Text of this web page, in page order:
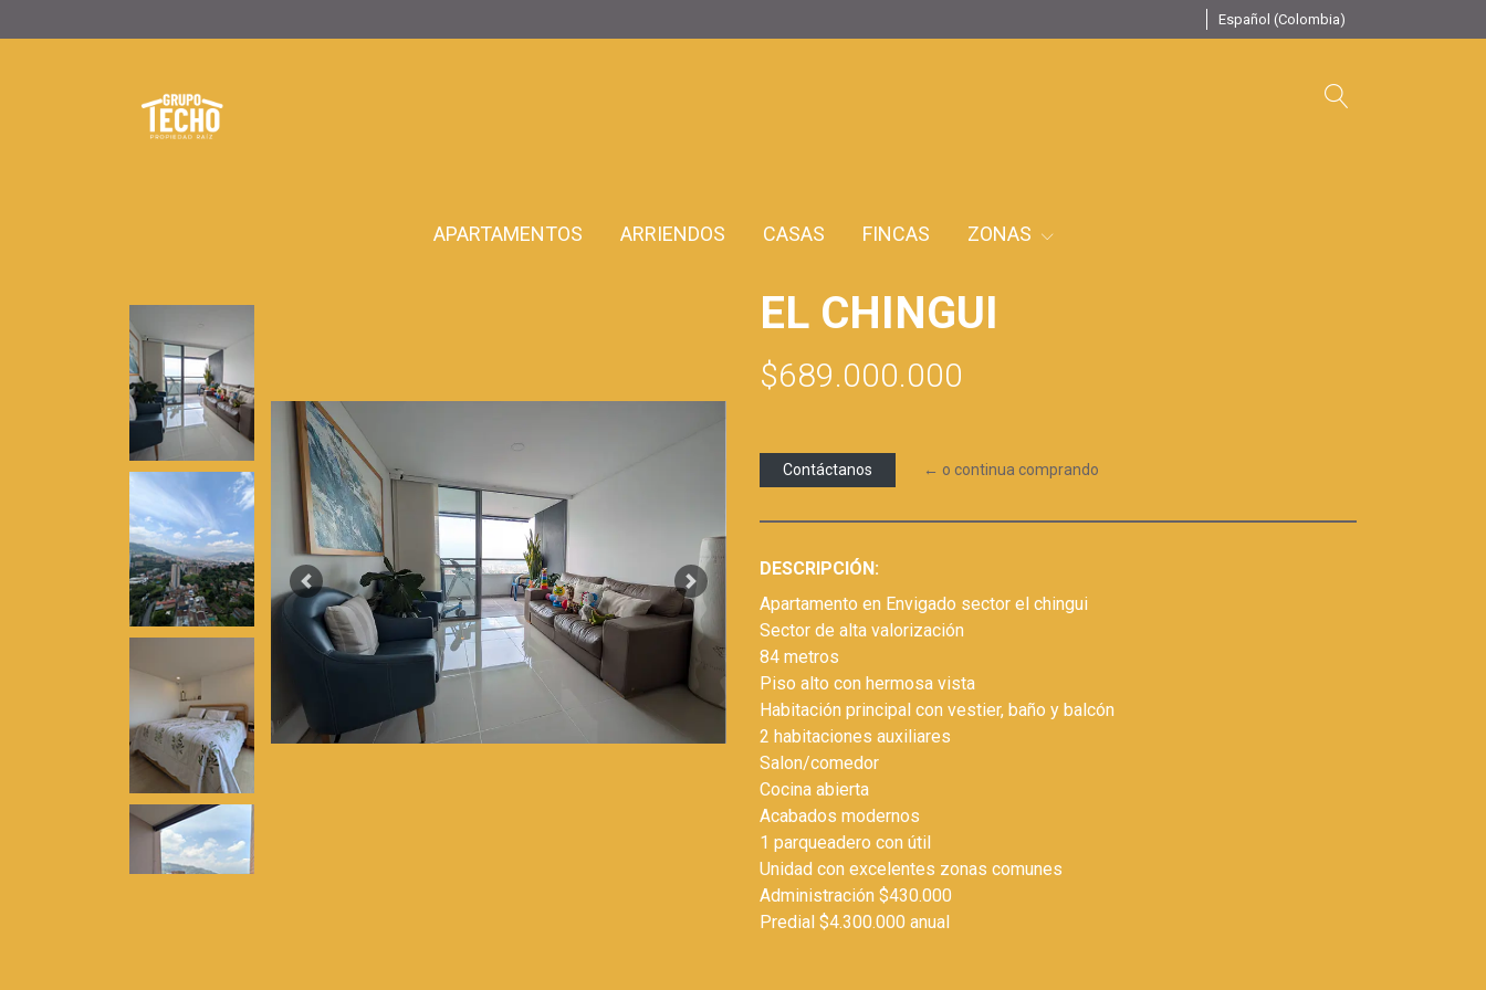
Español (Colombia)
APARTAMENTOS ARRIENDOS CASAS FINCAS ZONAS
Previous Next
EL CHINGUI
$689.000.000
Contáctanos ← o continua comprando
DESCRIPCIÓN:
Apartamento en Envigado sector el chingui
Sector de alta valorización
84 metros
Piso alto con hermosa vista
Habitación principal con vestier, baño y balcón
2 habitaciones auxiliares
Salon/comedor
Cocina abierta
Acabados modernos
1 parqueadero con útil
Unidad con excelentes zonas comunes
Administración $430.000
Predial $4.300.000 anual